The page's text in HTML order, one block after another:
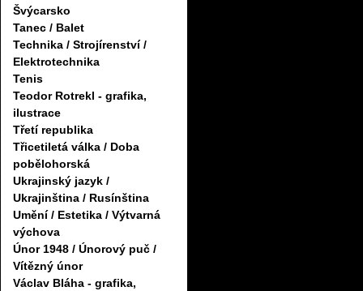
Švýcarsko
Tanec / Balet
Technika / Strojírenství /
Elektrotechnika
Tenis
Teodor Rotrekl - grafika,
ilustrace
Třetí republika
Třicetiletá válka / Doba
pobělohorská
Ukrajinský jazyk /
Ukrajinština / Rusínština
Umění / Estetika / Výtvarná
výchova
Únor 1948 / Únorový puč /
Vítězný únor
Václav Bláha - grafika,